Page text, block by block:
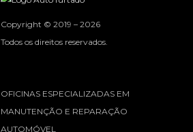
Copyright © 2019 – 2026
Todos os direitos reservados.
OFICINAS ESPECIALIZADAS EM
MANUTENÇÃO E REPARAÇÃO
AUTOMÓVEL